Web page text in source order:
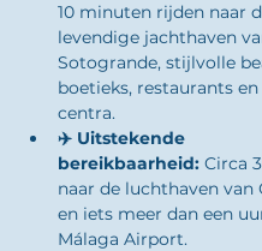
10 minuten rijden naar
levendige jachthaven
Sotogrande, stijlvolle
boetieks, restaurants
centra.
✈️ Uitstekende
bereikbaarheid: Circa
naar de luchthaven van
en iets meer dan een
Málaga Airport.